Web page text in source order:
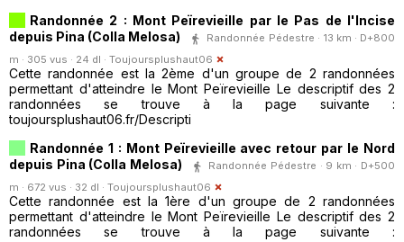
Randonnée 2 : Mont Peïrevieille par le Pas de l'Incise
depuis Pina (Colla Melosa)
Randonnée Pédestre · 13 km · D+800
m · 305 vus · 24 dl · Toujoursplushaut06
Cette randonnée est la 2ème d'un groupe de 2 randonnées
permettant d'atteindre le Mont Peïrevieille Le descriptif des 2
randonnées se trouve à la page suivante :
toujoursplushaut06.fr/Descripti
Randonnée 1 : Mont Peïrevieille avec retour par le Nord
depuis Pina (Colla Melosa)
Randonnée Pédestre · 9 km · D+500
m · 672 vus · 32 dl · Toujoursplushaut06
Cette randonnée est la 1ère d'un groupe de 2 randonnées
permettant d'atteindre le Mont Peïrevieille Le descriptif des 2
randonnées se trouve à la page suivante :